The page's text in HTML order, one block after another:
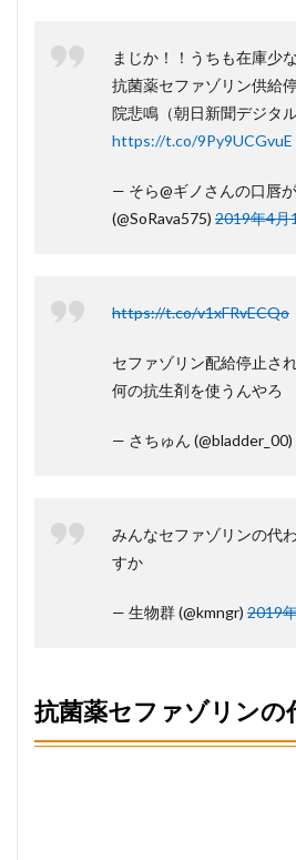
まじか！！うちも在庫少
抗菌薬セファゾリン供給
院悲鳴（朝日新聞デジタ
https://t.co/9Py9UCGvuE
— そら@ギノさんの口唇
(@SoRava575) 2019年4月
https://t.co/v1xFRvECQo
セファゾリン配給停止さ
何の抗生剤を使うんやろ
— さちゅん
みんなセファゾリンの代
すか
— 生物群 (@kmngr) 2019
抗菌薬セファゾリンの